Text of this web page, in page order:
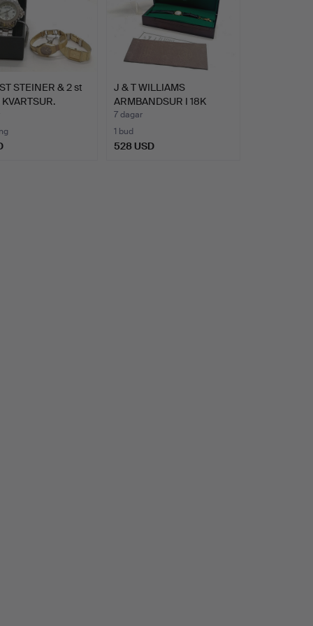
STEINER & 2 st
J & T WILLIAMS
ARMBANDSUR I 18K
GULD MED M…
7 dagar
1 bud
528 USD